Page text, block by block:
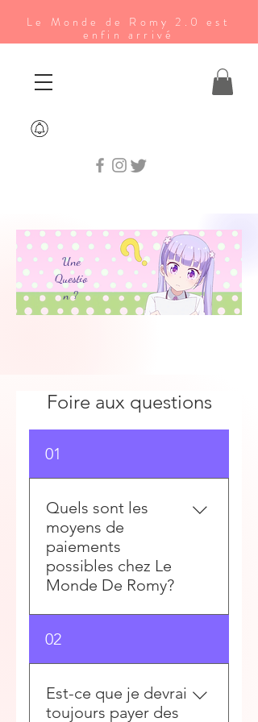
Le Monde de Romy 2.0 est
enfin arrivé
Une
Questio
n ?
Foire aux questions
01
Quels sont les
moyens de
paiements
possibles chez Le
Monde De Romy?
Le Monde De Romy offre
une variété de moyens de
paiement pour faciliter vos
achats en ligne. Vous pouvez
effectuer vos paiements en
02
Est-ce que je devrai
toujours payer des